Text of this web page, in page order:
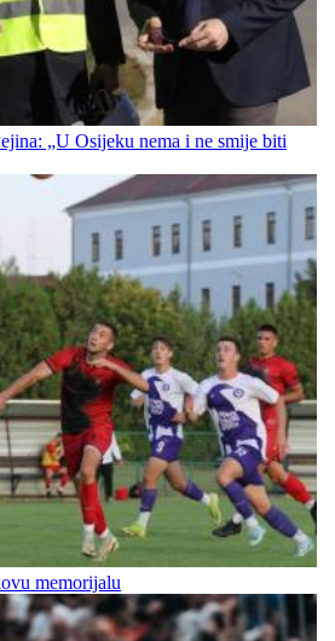
„U Osijeku nema i ne smije biti
memorijalu